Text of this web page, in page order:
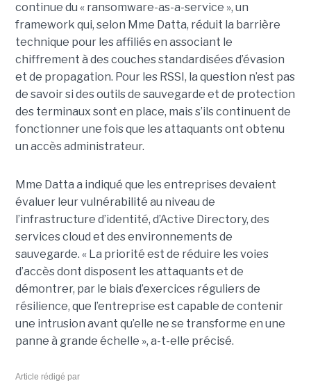
continue du « ransomware-as-a-service », un
framework qui, selon Mme Datta, réduit la barrière
technique pour les affiliés en associant le
chiffrement à des couches standardisées d’évasion
et de propagation. Pour les RSSI, la question n’est pas
de savoir si des outils de sauvegarde et de protection
des terminaux sont en place, mais s’ils continuent de
fonctionner une fois que les attaquants ont obtenu
un accès administrateur.
Mme Datta a indiqué que les entreprises devaient
évaluer leur vulnérabilité au niveau de
l’infrastructure d’identité, d’Active Directory, des
services cloud et des environnements de
sauvegarde. « La priorité est de réduire les voies
d’accès dont disposent les attaquants et de
démontrer, par le biais d’exercices réguliers de
résilience, que l’entreprise est capable de contenir
une intrusion avant qu’elle ne se transforme en une
panne à grande échelle », a-t-elle précisé.
Article rédigé par